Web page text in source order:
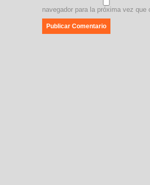
navegador para la próxima vez que